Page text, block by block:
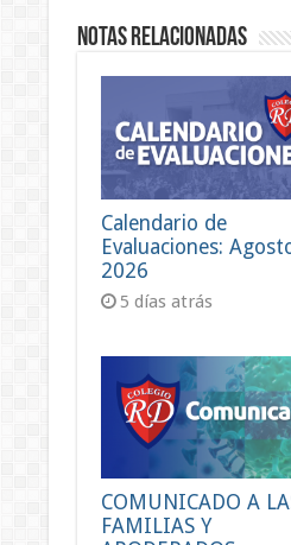
Notas Relacionadas
Calendario de
Evaluaciones:
2026
5 días atrás
COMUNICADO A
FAMILIAS Y